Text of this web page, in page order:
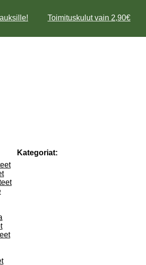
Toimituskulut vain 2,90€
Kategoriat: